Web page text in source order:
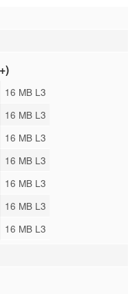
16 MB L3
16 MB L3
16 MB L3
16 MB L3
16 MB L3
16 MB L3
16 MB L3